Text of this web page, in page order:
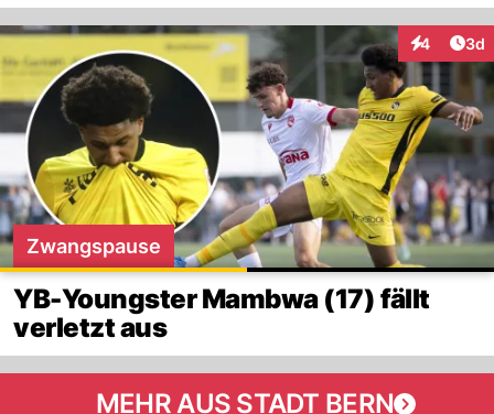
4 3d
Zwangspause
YB-Youngster Mambwa (17) fällt
verletzt aus
MEHR AUS STADT BERN